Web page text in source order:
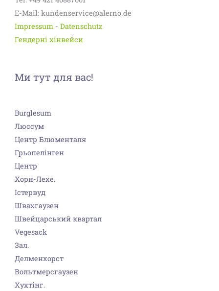
E-Mail: kundenservice@alerno.de
Impressum - Datenschutz
Гендерні хінвейси
Ми тут для вас!
Burglesum
Люссум
Центр Блюменталя
Грьопелінген
Центр
Хорн-Лехе.
Істервуд
Швахгаузен
Швейцарський квартал
Vegesack
Зал.
Делменхорст
Вольтмерсгаузен
Хухтінг.